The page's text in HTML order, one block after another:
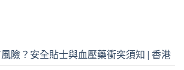
險？安全貼士與血壓藥衝突須知 | 香港